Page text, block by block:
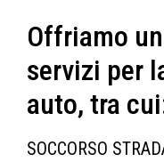
Offriamo
servizi per
auto, tra
SOCCORSO